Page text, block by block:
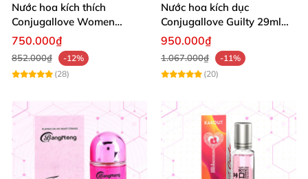
Nước hoa kích thích
Conjugallove Women
29.5ml tăng ham muốn hấp
750.000₫
852.000₫
-12%
(28)
Nước hoa kích dục
Conjugallove Guilty 29ml
tăng ham muốn
950.000₫
1.067.000₫
-11%
(20)